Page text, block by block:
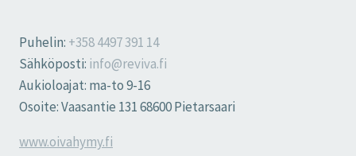
Puhelin: +358 4497 391 14
Sähköposti: info@reviva.fi
Aukioloajat: ma-to 9-16
Osoite: Vaasantie 131 68600 Pietarsaari
www.oivahymy.fi